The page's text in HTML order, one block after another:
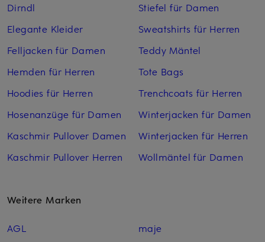
Dirndl
Elegante Kleider
Felljacken für Damen
Hemden für Herren
Hoodies für Herren
Hosenanzüge für Damen
Kaschmir Pullover Damen
Kaschmir Pullover Herren
Stiefel für Damen
Sweatshirts für Herren
Teddy Mäntel
Tote Bags
Trenchcoats für Herren
Winterjacken für Damen
Winterjacken für Herren
Wollmäntel für Damen
Weitere Marken
AGL
maje